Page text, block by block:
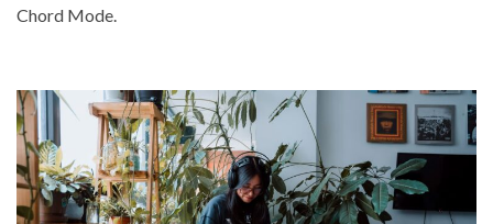
Chord Mode.